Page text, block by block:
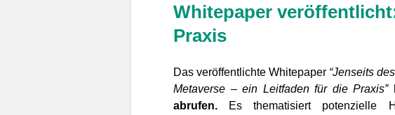
Whitepaper
Praxis
Das veröffentlichte Whitepaper “Jenseits
Metaverse – ein Leitfaden für die Praxis”
abrufen. Es thematisiert potenzielle